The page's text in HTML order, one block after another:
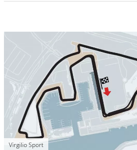
Virgilio Sport